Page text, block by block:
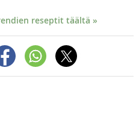
reseptit täältä »